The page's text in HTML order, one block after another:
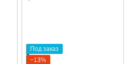
Под заказ
−13%